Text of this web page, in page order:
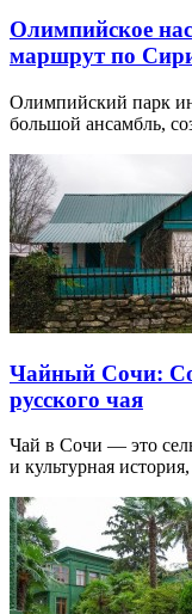
Олимпийское
маршрут по
Олимпийский парк
большой ансамбль,
Чайный Сочи:
русского чая
Чай в Сочи — это
и культурная